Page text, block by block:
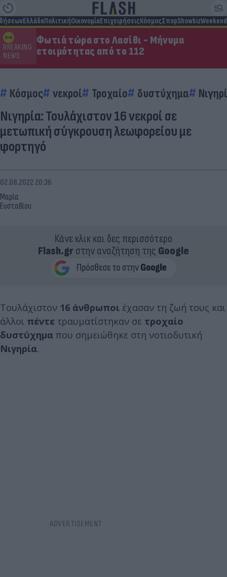
ΕλλάδαΠολιτικήΟικονομίαΕπιχειρήσειςΚόσμοςΣπορShowbizWeekend
BREAKING
NEWS
Φωτιά τώρα στο Λασίθι - Μήνυμα
ετοιμότητας από το 112
Κόσμος νεκροί Τροχαίο δυστύχημα
Νιγηρία: Τουλάχιστον 16 νεκροί σε
μετωπική σύγκρουση λεωφορείου με
φορτηγό
Μαρία
Ευσταθίου
02.08.2022 20:36
Κάνε κλικ και δες περισσότερο
Flash.grστην αναζήτηση της Google
Τουλάχιστον 16 άνθρωποι έχασαν τη ζωή τους και
άλλοι πέντε τραυματίστηκαν σε τροχαίο
δυστύχημα που σημειώθηκε στη νοτιοδυτική
Νιγηρία.